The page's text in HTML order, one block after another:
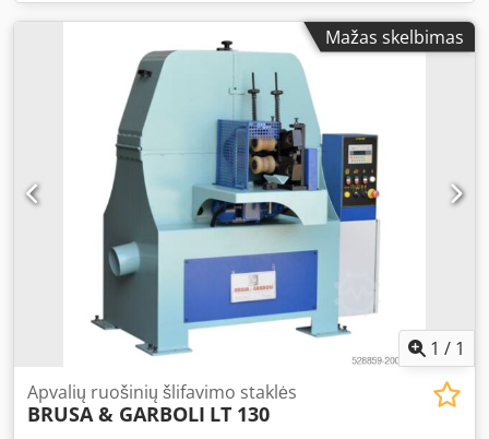
Mažas skelbimas
1 / 1
Apvalių ruošinių šlifavimo staklės
BRUSA & GARBOLI LT 130